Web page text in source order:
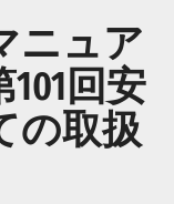
ニュア
回安
の取扱